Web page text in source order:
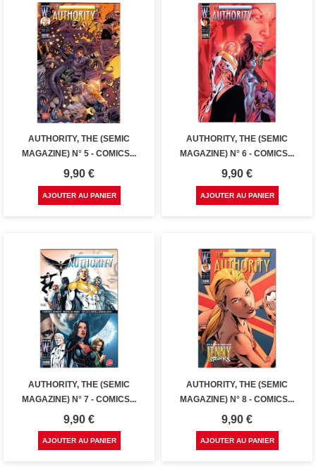
AUTHORITY, THE (SEMIC
MAGAZINE) N° 5 - COMICS...
Prix
9,90 €
AJOUTER AU PANIER
AUTHORITY, THE (SEMIC
MAGAZINE) N° 6 - COMICS...
Prix
9,90 €
AJOUTER AU PANIER
AUTHORITY, THE (SEMIC
MAGAZINE) N° 7 - COMICS...
Prix
9,90 €
AJOUTER AU PANIER
AUTHORITY, THE (SEMIC
MAGAZINE) N° 8 - COMICS...
Prix
9,90 €
AJOUTER AU PANIER